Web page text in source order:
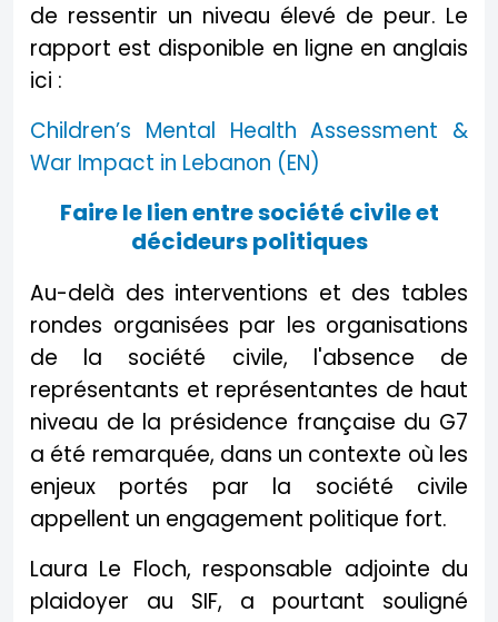
de ressentir un niveau élevé de peur. Le
rapport est disponible en ligne en anglais
ici :
Children’s Mental Health Assessment &
War Impact in Lebanon (EN)
Faire le lien entre société civile et
décideurs politiques
Au-delà des interventions et des tables
rondes organisées par les organisations
de la société civile, l'absence de
représentants et représentantes de haut
niveau de la présidence française du G7
a été remarquée, dans un contexte où les
enjeux portés par la société civile
appellent un engagement politique fort.
Laura Le Floch, responsable adjointe du
plaidoyer au SIF, a pourtant souligné